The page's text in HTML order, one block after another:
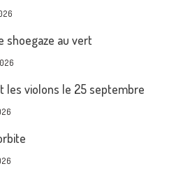
shoegaze au vert
les violons le 25 septembre